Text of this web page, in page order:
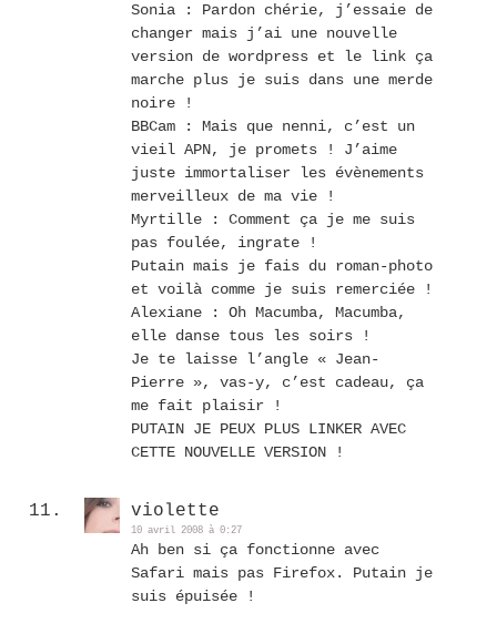
Sonia : Pardon chérie, j’essaie de
changer mais j’ai une nouvelle
version de wordpress et le link ça
marche plus je suis dans une merde
noire !
BBCam : Mais que nenni, c’est un
vieil APN, je promets ! J’aime
juste immortaliser les évènements
merveilleux de ma vie !
Myrtille : Comment ça je me suis
pas foulée, ingrate !
Putain mais je fais du roman-photo
et voilà comme je suis remerciée !
Alexiane : Oh Macumba, Macumba,
elle danse tous les soirs !
Je te laisse l’angle « Jean-
Pierre », vas-y, c’est cadeau, ça
me fait plaisir !
PUTAIN JE PEUX PLUS LINKER AVEC
CETTE NOUVELLE VERSION !
violette
10 avril 2008 à 0:27
Ah ben si ça fonctionne avec
Safari mais pas Firefox. Putain je
suis épuisée !